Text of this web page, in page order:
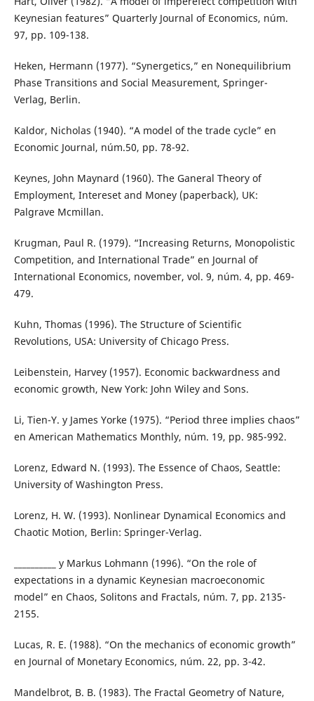
Keynesian features” Quarterly Journal of Economics, núm.
97, pp. 109-138.
Heken, Hermann (1977). “Synergetics,” en Nonequilibrium
Phase Transitions and Social Measurement, Springer-
Verlag, Berlin.
Kaldor, Nicholas (1940). “A model of the trade cycle” en
Economic Journal, núm.50, pp. 78-92.
Keynes, John Maynard (1960). The Ganeral Theory of
Employment, Intereset and Money (paperback), UK:
Palgrave Mcmillan.
Krugman, Paul R. (1979). “Increasing Returns, Monopolistic
Competition, and International Trade” en Journal of
International Economics, november, vol. 9, núm. 4, pp. 469-
479.
Kuhn, Thomas (1996). The Structure of Scientific
Revolutions, USA: University of Chicago Press.
Leibenstein, Harvey (1957). Economic backwardness and
economic growth, New York: John Wiley and Sons.
Li, Tien-Y. y James Yorke (1975). “Period three implies chaos”
en American Mathematics Monthly, núm. 19, pp. 985-992.
Lorenz, Edward N. (1993). The Essence of Chaos, Seattle:
University of Washington Press.
Lorenz, H. W. (1993). Nonlinear Dynamical Economics and
Chaotic Motion, Berlin: Springer-Verlag.
__________ y Markus Lohmann (1996). “On the role of
expectations in a dynamic Keynesian macroeconomic
model” en Chaos, Solitons and Fractals, núm. 7, pp. 2135-
2155.
Lucas, R. E. (1988). “On the mechanics of economic growth”
en Journal of Monetary Economics, núm. 22, pp. 3-42.
Mandelbrot, B. B. (1983). The Fractal Geometry of Nature,